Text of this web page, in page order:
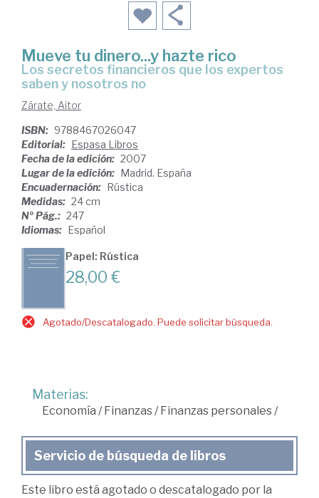
Mueve tu dinero...y hazte rico
los secretos financieros que los expertos
saben y nosotros no
Zárate, Aitor
ISBN: 9788467026047
Editorial: Espasa Libros
Fecha de la edición: 2007
Lugar de la edición: Madrid. España
Encuadernación: Rústica
Medidas: 24 cm
Nº Pág.: 247
Idiomas: Español
Papel: Rústica
28,00 €
Agotado/Descatalogado. Puede solicitar búsqueda.
Materias:
Economía /Finanzas/Finanzas personales/
Servicio de búsqueda de libros
Este libro está agotado o descatalogado por la